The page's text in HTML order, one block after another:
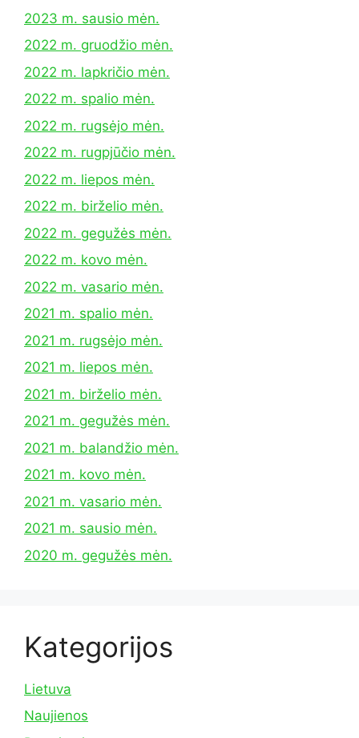
2023 m. sausio mėn.
2022 m. gruodžio mėn.
2022 m. lapkričio mėn.
2022 m. spalio mėn.
2022 m. rugsėjo mėn.
2022 m. rugpjūčio mėn.
2022 m. liepos mėn.
2022 m. birželio mėn.
2022 m. gegužės mėn.
2022 m. kovo mėn.
2022 m. vasario mėn.
2021 m. spalio mėn.
2021 m. rugsėjo mėn.
2021 m. liepos mėn.
2021 m. birželio mėn.
2021 m. gegužės mėn.
2021 m. balandžio mėn.
2021 m. kovo mėn.
2021 m. vasario mėn.
2021 m. sausio mėn.
2020 m. gegužės mėn.
Kategorijos
Lietuva
Naujienos